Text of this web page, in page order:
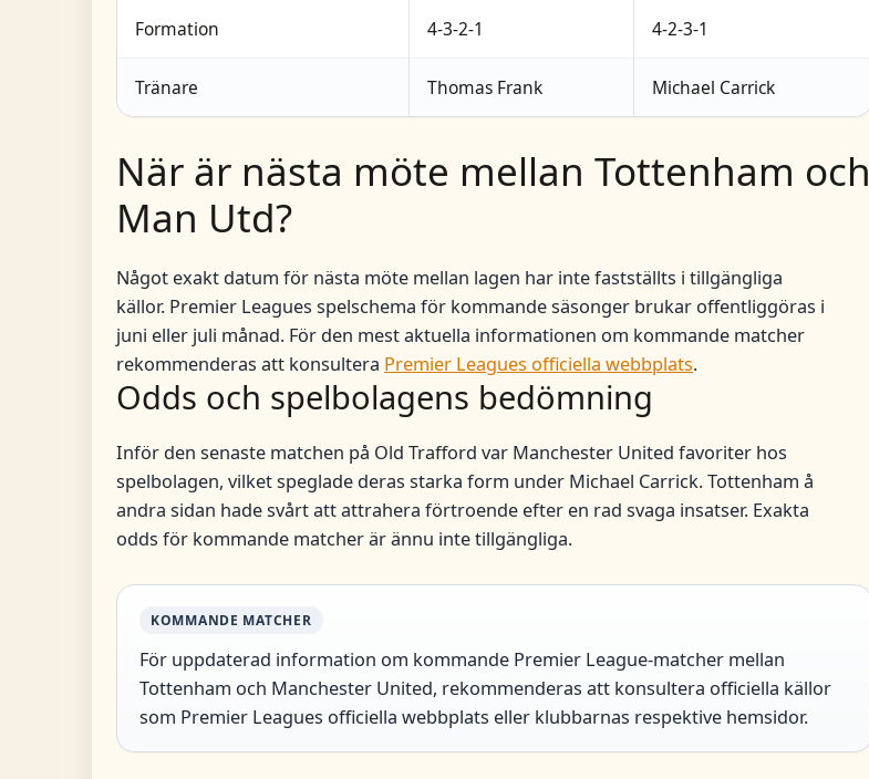
Formation 4-3-2-1 4-2-3-1
Tränare Thomas Frank Michael Carrick
När är nästa möte mellan Tottenham och
Man Utd?
Något exakt datum för nästa möte mellan lagen har inte fastställts i tillgängliga
källor. Premier Leagues spelschema för kommande säsonger brukar offentliggöras i
juni eller juli månad. För den mest aktuella informationen om kommande matcher
rekommenderas att konsultera Premier Leagues officiella webbplats.
Odds och spelbolagens bedömning
Inför den senaste matchen på Old Trafford var Manchester United favoriter hos
spelbolagen, vilket speglade deras starka form under Michael Carrick. Tottenham å
andra sidan hade svårt att attrahera förtroende efter en rad svaga insatser. Exakta
odds för kommande matcher är ännu inte tillgängliga.
KOMMANDE MATCHER
För uppdaterad information om kommande Premier League-matcher mellan
Tottenham och Manchester United, rekommenderas att konsultera officiella källor
som Premier Leagues officiella webbplats eller klubbarnas respektive hemsidor.